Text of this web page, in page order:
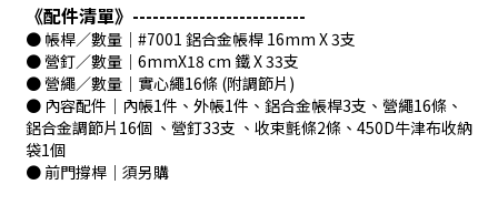
《配件清單》--------------------------
● 帳桿∕數量｜#7001 鋁合金帳桿 16mm X 3支
● 營釘∕數量｜6mmX18 cm 鐵 X 33支
● 營繩∕數量｜實心繩16條 (附調節片)
● 內容配件｜內帳1件、外帳1件、鋁合金帳桿3支、營繩16條、
鋁合金調節片16個 、營釘33支 、收束氈條2條、450D牛津布收納
袋1個
● 前門撐桿｜須另購